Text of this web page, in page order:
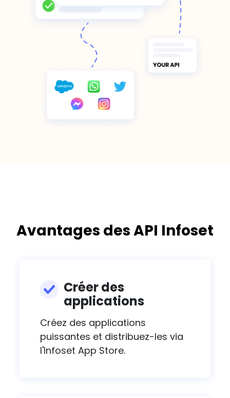
Avantages des API Infoset
Créer des
applications
Créez des applications
puissantes et distribuez-les via
l'Infoset App Store.